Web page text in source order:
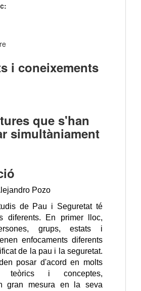
i coneixements
que s'han
simultàniament
Pozo
de Pau i Seguretat té
diferents. En primer lloc,
grups, estats i
enfocaments diferents
de la pau i la seguretat.
posar d'acord en molts
teòrics i conceptes,
gran mesura en la seva